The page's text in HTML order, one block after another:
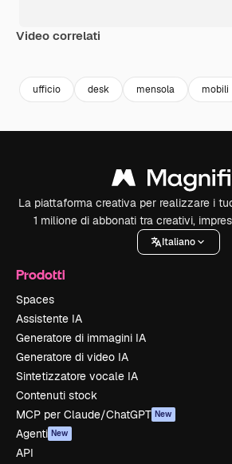
Video correlati
ufficio desk mensola mobili
La piattaforma creativa per realizzare i
1 milione di abbonati tra creativi,
Italiano
Prodotti
Spaces
Assistente IA
Generatore di immagini IA
Generatore di video IA
Sintetizzatore vocale IA
Contenuti stock
MCP per Claude/ChatGPT New
Agenti New
API